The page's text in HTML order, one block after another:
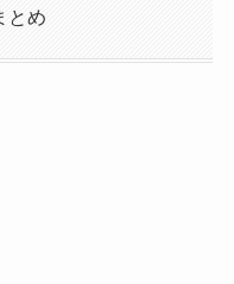
とめ